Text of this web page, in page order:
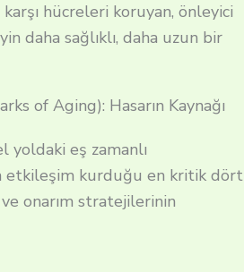
hücreleri koruyan, önleyici
daha sağlıklı, daha uzun bir
of Aging): Hasarın Kaynağı
yoldaki eş zamanlı
etkileşim kurduğu en kritik dört
onarım stratejilerinin